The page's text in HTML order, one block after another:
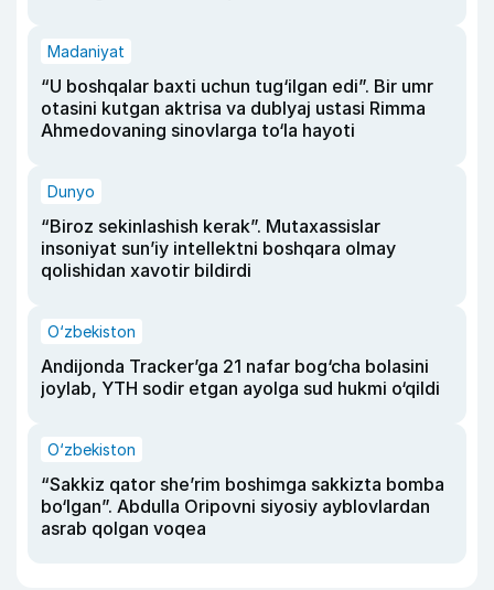
Madaniyat
“U boshqalar baxti uchun tug‘ilgan edi”. Bir umr
otasini kutgan aktrisa va dublyaj ustasi Rimma
Ahmedovaning sinovlarga to‘la hayoti
Dunyo
“Biroz sekinlashish kerak”. Mutaxassislar
insoniyat sun’iy intellektni boshqara olmay
qolishidan xavotir bildirdi
O‘zbekiston
Andijonda Tracker’ga 21 nafar bog‘cha bolasini
joylab, YTH sodir etgan ayolga sud hukmi o‘qildi
O‘zbekiston
“Sakkiz qator she’rim boshimga sakkizta bomba
bo‘lgan”. Abdulla Oripovni siyosiy ayblovlardan
asrab qolgan voqea